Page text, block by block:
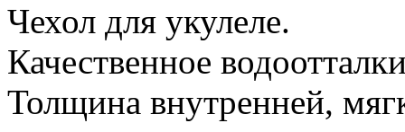
Чехол для укулеле.
Качественное
Толщина внутренней,